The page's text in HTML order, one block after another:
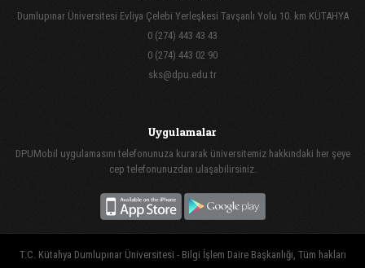
Dumlupınar Üniversitesi Evliya Çelebi Yerleşkesi Tavşanlı Yolu 10. km KÜTAHYA
0 (274) 443 43 43
0 (274) 443 02 90
sks@dpu.edu.tr
Uygulamalar
DPUMobil uygulamasını telefonunuza kurarak üniversitemiz hakkındaki her şeye
cep telefonunuzdan ulaşabilirsiniz.
T.C. Kütahya Dumlupınar Üniversitesi - Bilgi İşlem Daire Başkanlığı, Tüm hakları